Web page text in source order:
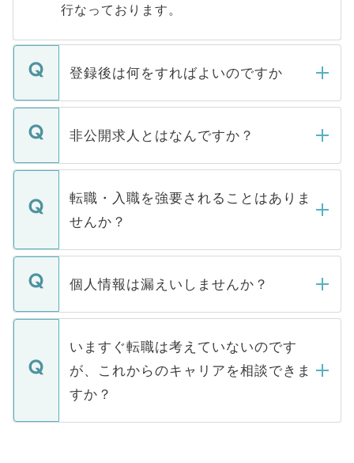
行なっております。
登録後は何をすればよいのですか
ご登録いただきましたら、弊社担当者がご
登録内容を確認し、その後メールもしくは
ます。通常、5営業日以内にはご連絡をせて
いただきますので、しばらくお待ちくださ
い。
非公開求人とはなんですか？
マイナビDOCTORで取り扱っている求人の
うち約3割は、Webサイトからご覧いただ
けない「非公開求人」です。非公開求人は
下記の理由によって、一般には公開してい
ません。
■応募殺到を避けるため 人気のある医療機
関を公にしてしまうと、応募が殺到する場
に、医療機関が求める条件に合った人材の
みを人材紹介会社に依頼するケースが増え
ています。
転職・入職を強要されることはありま
せんか？
転職・入職を強要することは一切ありませ
ん。また、仮に応募先から内定をいただい
定を承諾する必要はありません。内定先へ
の辞退の連絡はキャリアパートナーが行い
ますので、ご安心ください。
個人情報は漏えいしませんか？
個人情報が漏えいすることはありませんの
で、ご安心ください。当サイトからの登録
などで収集したご登録者様の個人情報は、
ご本人のキャリアアップおよび転職活動の
支援を目的に使用いたします。お預かりし
ているすべての個人データはご本人の許可
いますぐ転職は考えていないのです
が、これからのキャリアを相談できま
すか？